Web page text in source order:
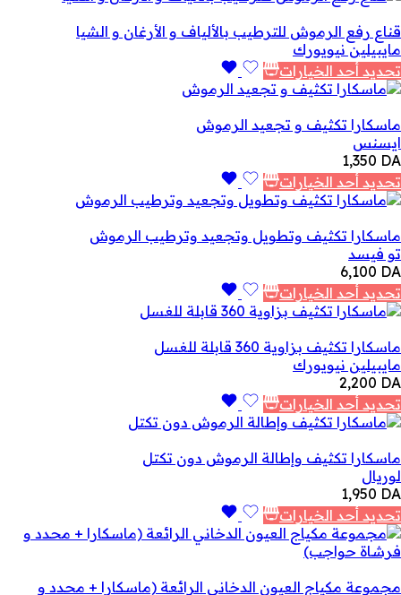
قناع رفع الرموش للترطيب بالألياف و الأرغان و الشيا
مايبيلين نيويورك
تحديد أحد الخيارات
ماسكارا تكثيف و تجعيد الرموش
ايسنس
1,350 DA
تحديد أحد الخيارات
ماسكارا تكثيف وتطويل وتجعيد وترطيب الرموش
تو فيسد
6,100 DA
تحديد أحد الخيارات
ماسكارا تكثيف بزاوية 360 قابلة للغسل
مايبيلين نيويورك
2,200 DA
تحديد أحد الخيارات
ماسكارا تكثيف وإطالة الرموش دون تكتل
لوريال
1,950 DA
تحديد أحد الخيارات
مجموعة مكياج العيون الدخاني الرائعة (ماسكارا + محدد و